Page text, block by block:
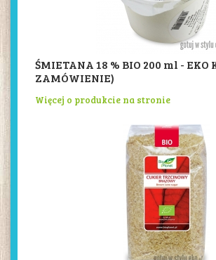
ŚMIETANA 18 % BIO 200 ml - EKO
ZAMÓWIENIE)
Więcej o produkcie na stronie